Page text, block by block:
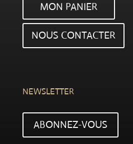
MON PANIER
NOUS CONTACTER
NEWSLETTER
ABONNEZ-VOUS